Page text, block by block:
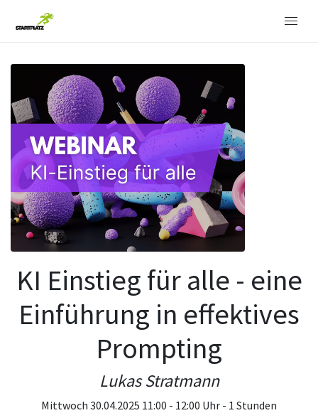
KI Einstieg für alle - eine
Einführung in effektives
Prompting
Lukas Stratmann
Mittwoch 30.04.2025 11:00 - 12:00 Uhr - 1 Stunden